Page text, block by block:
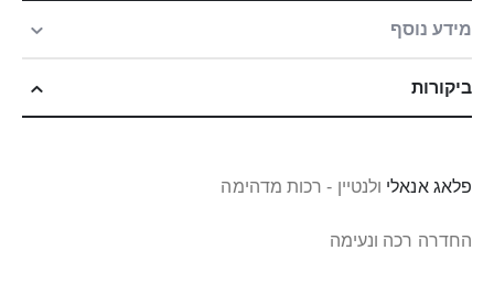
מידע נוסף
ביקורות
פלאג אנאלי ולנטיין - רכות מדהימה
החדרה רכה ונעימה